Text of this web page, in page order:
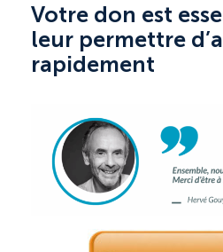
Votre don est
leur permettre
rapidement